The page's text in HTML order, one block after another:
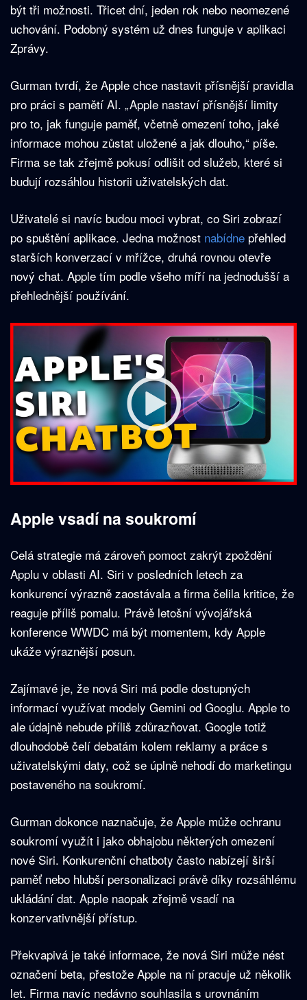
být tři možnosti. Třicet dní, jeden rok nebo neomezené
uchování. Podobný systém už dnes funguje v aplikaci
Zprávy.
Gurman tvrdí, že Apple chce nastavit přísnější pravidla
pro práci s pamětí AI. „Apple nastaví přísnější limity
pro to, jak funguje paměť, včetně omezení toho, jaké
informace mohou zůstat uložené a jak dlouho,“ píše.
Firma se tak zřejmě pokusí odlišit od služeb, které si
budují rozsáhlou historii uživatelských dat.
Uživatelé si navíc budou moci vybrat, co Siri zobrazí
po spuštění aplikace. Jedna možnost nabídne přehled
starších konverzací v mřížce, druhá rovnou otevře
nový chat. Apple tím podle všeho míří na jednodušší a
přehlednější používání.
Apple vsadí na soukromí
Celá strategie má zároveň pomoct zakrýt zpoždění
Applu v oblasti AI. Siri v posledních letech za
konkurencí výrazně zaostávala a firma čelila kritice, že
reaguje příliš pomalu. Právě letošní vývojářská
konference WWDC má být momentem, kdy Apple
ukáže výraznější posun.
Zajímavé je, že nová Siri má podle dostupných
informací využívat modely Gemini od Googlu. Apple to
ale údajně nebude příliš zdůrazňovat. Google totiž
dlouhodobě čelí debatám kolem reklamy a práce s
uživatelskými daty, což se úplně nehodí do marketingu
postaveného na soukromí.
Gurman dokonce naznačuje, že Apple může ochranu
soukromí využít i jako obhajobu některých omezení
nové Siri. Konkurenční chatboty často nabízejí širší
paměť nebo hlubší personalizaci právě díky rozsáhlému
ukládání dat. Apple naopak zřejmě vsadí na
konzervativnější přístup.
Překvapivá je také informace, že nová Siri může nést
označení beta, přestože Apple na ní pracuje už několik
let. Firma navíc nedávno souhlasila s urovnáním